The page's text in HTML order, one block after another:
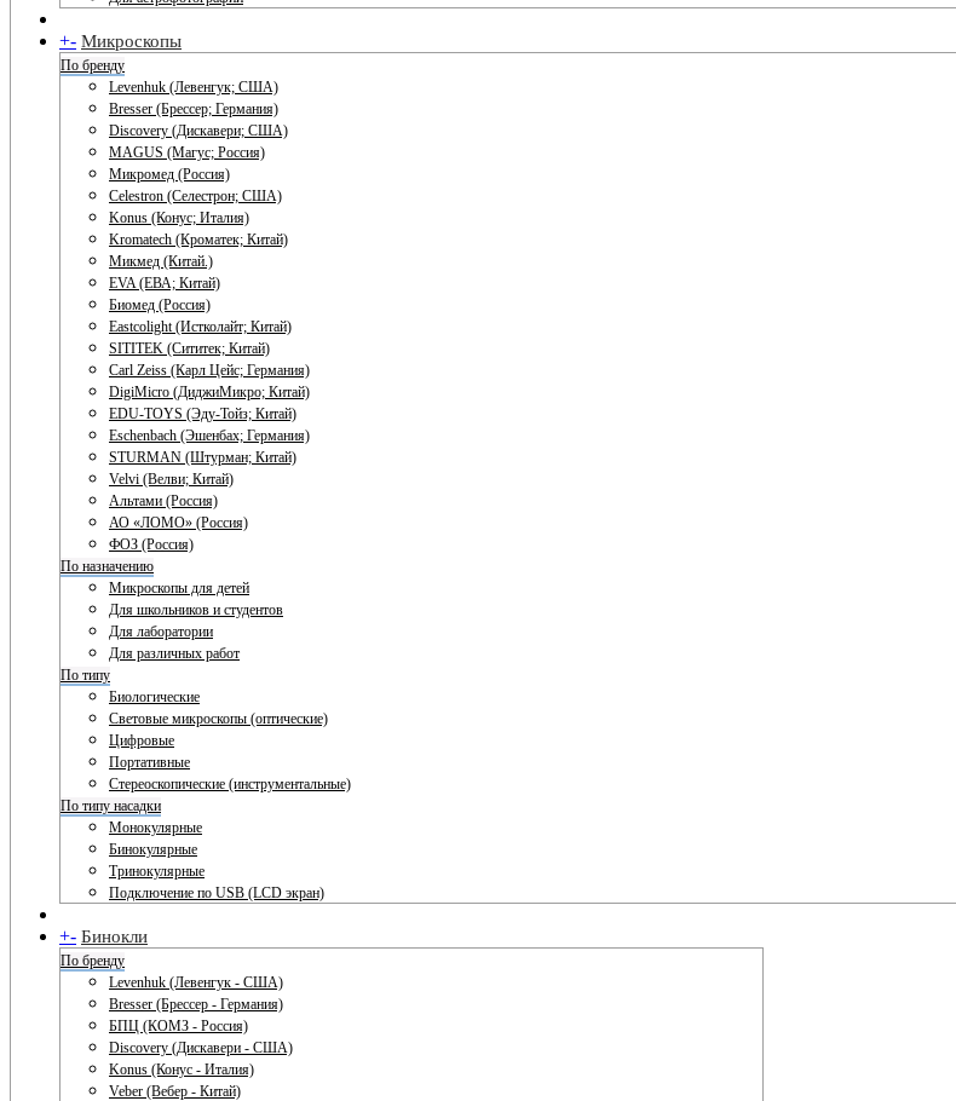
+- Микроскопы
По бренду
Levenhuk (Левенгук; США)
Bresser (Брессер; Германия)
Discovery (Дискавери; США)
MAGUS (Магус; Россия)
Микромед (Россия)
Celestron (Селестрон; США)
Konus (Конус; Италия)
Kromatech (Кроматек; Китай)
Микмед (Китай.)
EVA (ЕВА; Китай)
Биомед (Россия)
Eastcolight (Истколайт; Китай)
SITITEK (Сититек; Китай)
Carl Zeiss (Карл Цейс; Германия)
DigiMicro (ДиджиМикро; Китай)
EDU-TOYS (Эду-Тойз; Китай)
Eschenbach (Эшенбах; Германия)
STURMAN (Штурман; Китай)
Velvi (Велви; Китай)
Альтами (Россия)
АО «ЛОМО» (Россия)
ФОЗ (Россия)
По назначению
Микроскопы для детей
Для школьников и студентов
Для лаборатории
Для различных работ
По типу
Биологические
Световые микроскопы (оптические)
Цифровые
Портативные
Стереоскопические (инструментальные)
По типу насадки
Монокулярные
Бинокулярные
Тринокулярные
Подключение по USB (LCD экран)
+- Бинокли
По бренду
Levenhuk (Левенгук - США)
Bresser (Брессер - Германия)
БПЦ (КОМЗ - Россия)
Discovery (Дискавери - США)
Konus (Конус - Италия)
Veber (Вебер - Китай)